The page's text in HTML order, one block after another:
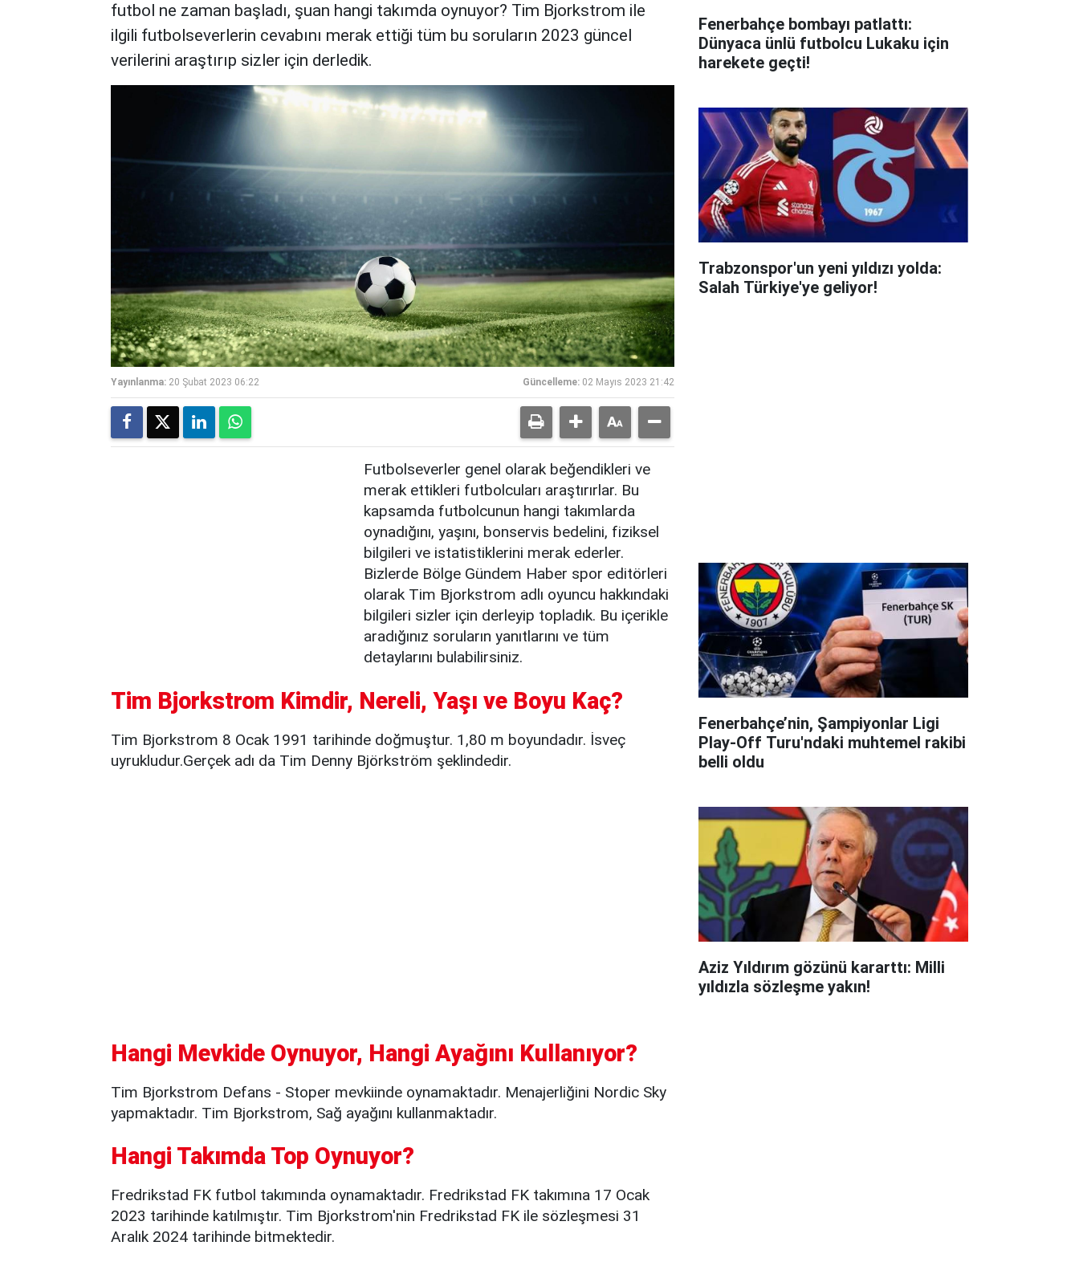
futbol ne zaman başladı, şuan hangi takımda oynuyor? Tim Bjorkstrom ile
ilgili futbolseverlerin cevabını merak ettiği tüm bu soruların 2023 güncel
verilerini araştırıp sizler için derledik.
Yayınlanma: 20 Şubat 2023 06:22 Güncelleme: 02 Mayıs 2023 21:42
Futbolseverler genel olarak beğendikleri ve
merak ettikleri futbolcuları araştırırlar. Bu
kapsamda futbolcunun hangi takımlarda
oynadığını, yaşını, bonservis bedelini, fiziksel
bilgileri ve istatistiklerini merak ederler.
Bizlerde Bölge Gündem Haber spor editörleri
olarak Tim Bjorkstrom adlı oyuncu hakkındaki
bilgileri sizler için derleyip topladık. Bu içerikle
aradığınız soruların yanıtlarını ve tüm
detaylarını bulabilirsiniz.
Tim Bjorkstrom Kimdir, Nereli, Yaşı ve Boyu Kaç?
Tim Bjorkstrom 8 Ocak 1991 tarihinde doğmuştur. 1,80 m boyundadır. İsveç
uyrukludur.Gerçek adı da Tim Denny Björkström şeklindedir.
Hangi Mevkide Oynuyor, Hangi Ayağını Kullanıyor?
Tim Bjorkstrom Defans - Stoper mevkiinde oynamaktadır. Menajerliğini Nordic Sky
yapmaktadır. Tim Bjorkstrom, Sağ ayağını kullanmaktadır.
Hangi Takımda Top Oynuyor?
Fredrikstad FK futbol takımında oynamaktadır. Fredrikstad FK takımına 17 Ocak
2023 tarihinde katılmıştır. Tim Bjorkstrom'nin Fredrikstad FK ile sözleşmesi 31
Aralık 2024 tarihinde bitmektedir.
Fenerbahçe bombayı patlattı:
Dünyaca ünlü futbolcu Lukaku için
harekete geçti!
Trabzonspor'un yeni yıldızı yolda:
Salah Türkiye'ye geliyor!
Fenerbahçe’nin, Şampiyonlar Ligi
Play-Off Turu'ndaki muhtemel rakibi
belli oldu
Aziz Yıldırım gözünü kararttı: Milli
yıldızla sözleşme yakın!